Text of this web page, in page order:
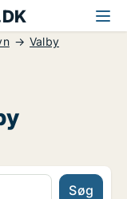
Valby
Søg